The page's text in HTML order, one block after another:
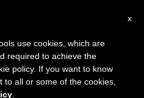
البابا فرنسيس:
x
use cookies, which are
required to achieve the
policy. If you want to know
all or some of the cookies,